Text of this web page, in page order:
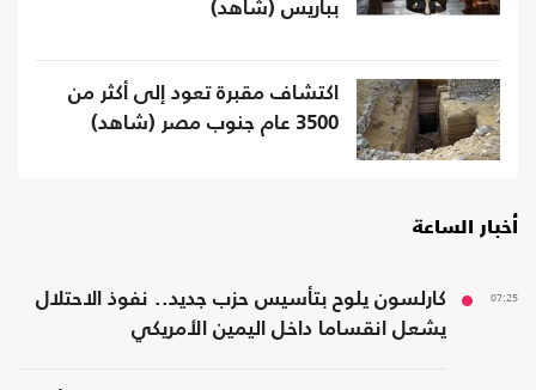
بباريس (شاهد)
اكتشاف مقبرة تعود إلى أكثر من
3500 عام جنوب مصر (شاهد)
أخبار الساعة
07:25
كارلسون يلوح بتأسيس حزب جديد.. نفوذ الاحتلال
يشعل انقساما داخل اليمين الأمريكي